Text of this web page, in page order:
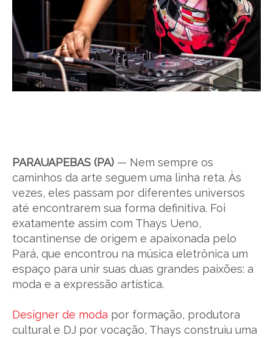
PARAUAPEBAS (PA) — Nem sempre os
caminhos da arte seguem uma linha reta. Às
vezes, eles passam por diferentes universos
até encontrarem sua forma definitiva. Foi
exatamente assim com Thays Ueno,
tocantinense de origem e apaixonada pelo
Pará, que encontrou na música eletrônica um
espaço para unir suas duas grandes paixões: a
moda e a expressão artística.
Designer de moda por formação, produtora
cultural e DJ por vocação, Thays construiu uma